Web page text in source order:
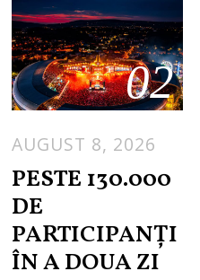
02
AUGUST 8, 2026
PESTE 130.000
DE
PARTICIPANȚI
ÎN A DOUA ZI